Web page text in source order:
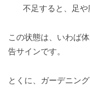
不足すると、足
この状態は、いわば
告サインです。
とくに、ガーデニン